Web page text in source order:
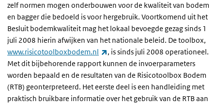
zelf normen mogen onderbouwen voor de kwaliteit van bodem
en bagger die bedoeld is voor hergebruik. Voortkomend uit het
Besluit bodemkwaliteit mag het lokaal bevoegde gezag sinds 1
juli 2008 hierin afwijken van het nationale beleid. De toolbox,
www.risicotoolboxbodem.nl
(externe link)
, is sinds juli 2008 operationeel.
Met dit bijbehorende rapport kunnen de invoerparameters
worden bepaald en de resultaten van de Risicotoolbox Bodem
(RTB) geonterpreteerd. Het eerste deel is een handleiding met
praktisch bruikbare informatie over het gebruik van de RTB aan